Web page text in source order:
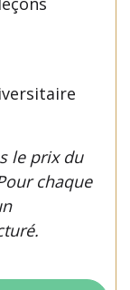
le prix du
chaque